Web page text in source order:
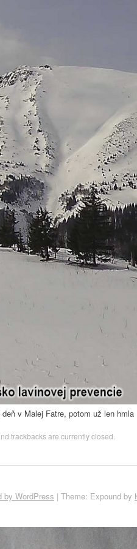
v Malej Fatre, potom už len hmla
trackbacks are currently closed.
by WordPress | Theme: Expound by